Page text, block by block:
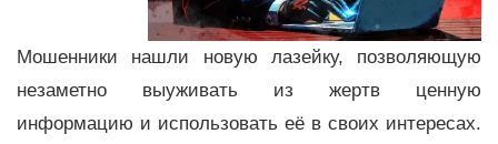
Мошенники нашли новую лазейку, позволяющую
незаметно выуживать из жертв ценную
информацию и использовать её в своих интересах.